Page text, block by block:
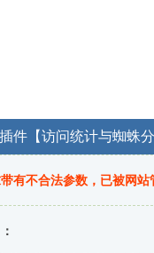
件【访问统计与蜘蛛
有不合法参数，已被网站